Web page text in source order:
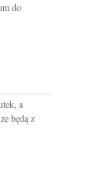
do
a
będą z